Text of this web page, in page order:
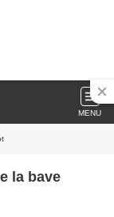
MENU
la bave